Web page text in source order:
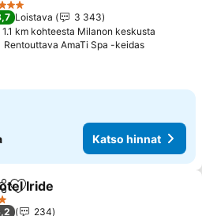
Loistava
3 343
1.1 km kohteesta Milanon keskusta
Rentouttava AmaTi Spa -keidas
Katso hinnat
Lisää suosikkeihin
Iride
234